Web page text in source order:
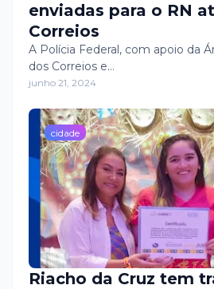
enviadas para o RN
Correios
A Polícia Federal, com apoio da
dos Correios e…
junho 21, 2024
cidade
Riacho da Cruz tem